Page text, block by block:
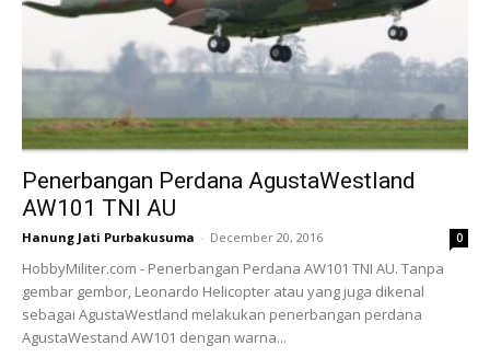
Penerbangan Perdana AgustaWestland
AW101 TNI AU
Hanung Jati Purbakusuma - December 20, 2016 0
HobbyMiliter.com - Penerbangan Perdana AW101 TNI AU. Tanpa
gembar gembor, Leonardo Helicopter atau yang juga dikenal
sebagai AgustaWestland melakukan penerbangan perdana
AgustaWestand AW101 dengan warna...